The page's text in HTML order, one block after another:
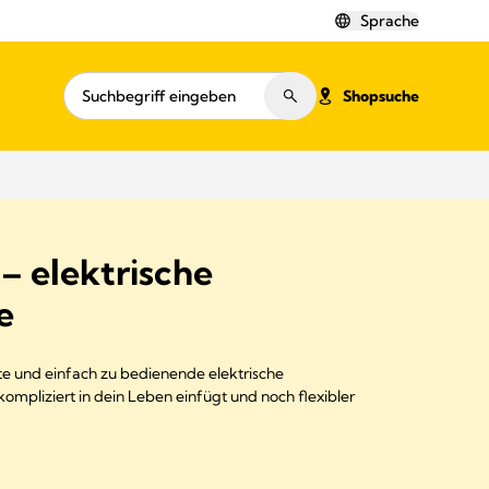
Sprache
Shopsuche
elektrische
und einfach zu bedienende elektrische
in dein Leben einfügt und noch flexibler